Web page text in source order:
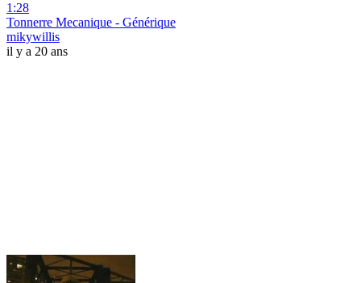
1:28
Tonnerre Mecanique - Générique
mikywillis
il y a 20 ans